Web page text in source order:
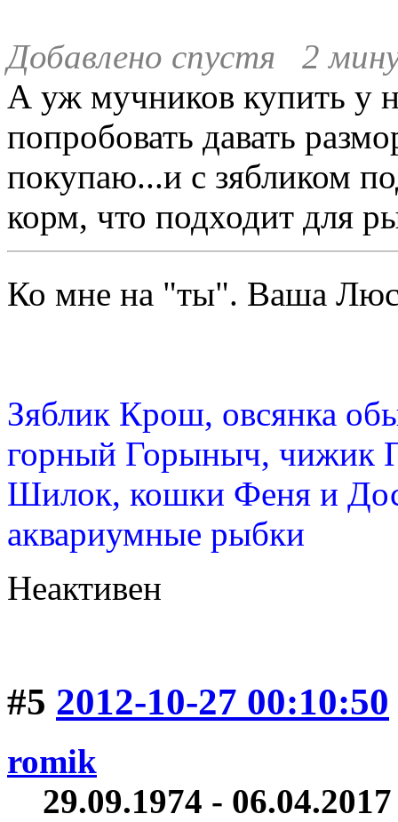
Добавлено спустя 2
А уж мучников купить у
попробовать давать
покупаю...и с зябликом
корм, что подходит для
Ко мне на "ты". Ваша
Зяблик Крош, овсянка
горный Горыныч, чижик
Шилок, кошки Феня и
аквариумные рыбки
Неактивен
#5 2012-10-27 00:10:50
romik
29.09.1974 -